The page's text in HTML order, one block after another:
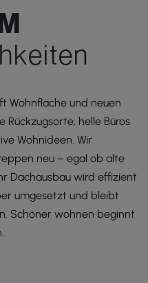
hkeiten
Wohnfläche und neuen
Rückzugsorte, helle Büros
Wohnideen. Wir
neu – egal ob alte
Dachausbau wird effizient
umgesetzt und bleibt
Schöner wohnen beginnt